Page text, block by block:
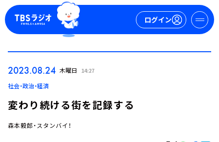
ログイン
2023.08.24 木曜日 14:27
社会・政治・経済
変わり続ける街を記録する
森本毅郎・スタンバイ！